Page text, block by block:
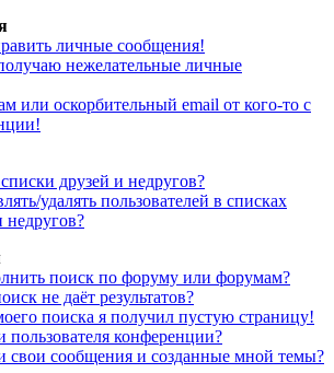
личные сообщения!
нежелательные личные
или оскорбительный email от кого-то с
друзей и недругов?
удалять пользователей в списках
недругов?
поиск по форуму или форумам?
не даёт результатов?
поиска я получил пустую страницу!
пользователя конференции?
свои сообщения и созданные мной темы?